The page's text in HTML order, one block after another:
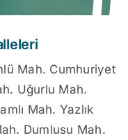
Mah. Cumhuriyet
Uğurlu Mah.
Mah. Yazlık
Dumlusu Mah.